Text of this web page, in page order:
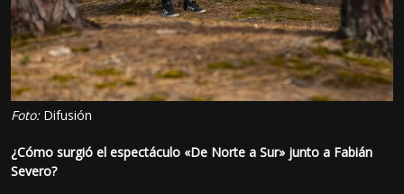
Foto:Difusión
¿Cómo surgió el espectáculo «De Norte a Sur» junto a Fabián
Severo?